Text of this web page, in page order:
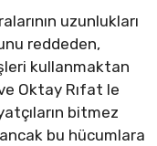
uzunlukları
reddeden,
kullanmaktan
Oktay Rıfat le
bitmez
bu hücumlara